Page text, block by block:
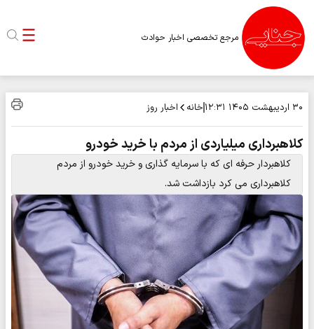
مرجع تخصصی اخبار حوادث
۳۰ اردیبهشت ۱۴۰۵ ۱۲:۳۱ خانه اخبار روز
کلاهبرداری میلیاردی از مردم با خرید خودرو
کلاهبردار حرفه ای که با سرمایه گذاری و خرید خودرو از مردم
کلاهبرداری می کرد بازداشت شد.